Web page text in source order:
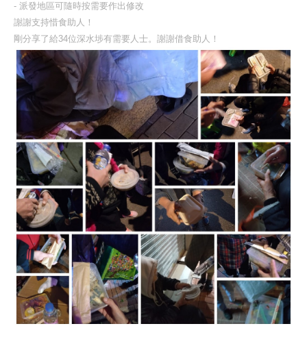
- 派發地區可隨時按需要作出修改
謝謝支持惜食助人！
剛分享了給34位深水埗有需要人士。謝謝借食助人！